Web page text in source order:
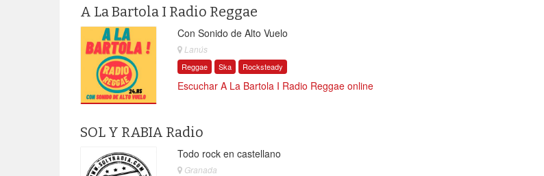
A La Bartola I Radio Reggae
Con Sonido de Alto Vuelo
Lanús
Reggae Ska Rocksteady
Escuchar A La Bartola I Radio Reggae online
SOL Y RABIA Radio
Todo rock en castellano
Granada